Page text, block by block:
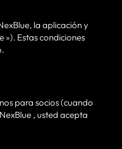
la aplicación y
»). Estas condiciones
para socios (cuando
, usted acepta